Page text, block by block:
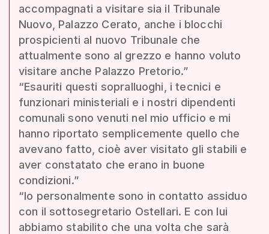
accompagnati a visitare sia il Tribunale
Nuovo, Palazzo Cerato, anche i blocchi
prospicienti al nuovo Tribunale che
attualmente sono al grezzo e hanno voluto
visitare anche Palazzo Pretorio.”
“Esauriti questi sopralluoghi, i tecnici e
funzionari ministeriali e i nostri dipendenti
comunali sono venuti nel mio ufficio e mi
hanno riportato semplicemente quello che
avevano fatto, cioè aver visitato gli stabili e
aver constatato che erano in buone
condizioni.”
“Io personalmente sono in contatto assiduo
con il sottosegretario Ostellari. E con lui
abbiamo stabilito che una volta che sarà